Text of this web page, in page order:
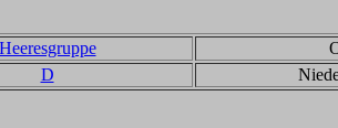
Heeresgruppe
D